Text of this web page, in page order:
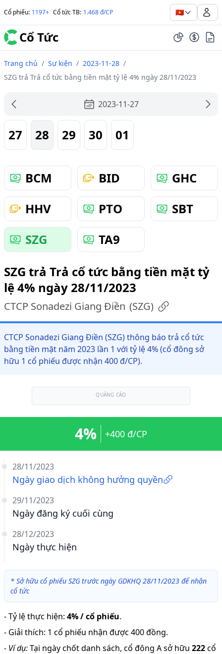
Cổ phiếu: 1197+ Cổ tức TB: 1.468 đ/CP 🇻🇳
Cổ Tức
Trang chủ / Sự kiện / 2023-11-28 /
SZG trả Trả cổ tức bằng tiền mặt tỷ lệ 4% ngày 28/11/2023
2023-11-27
27 28 29 30 01
BCM BID
GHC
HHV
PTO
SBT
SZG
TA9
SZG trả Trả cổ tức bằng tiền mặt tỷ
lệ 4% ngày 28/11/2023
CTCP Sonadezi Giang Điền (SZG)
CTCP Sonadezi Giang Điền (SZG) thông báo trả cổ tức
bằng tiền mặt năm 2023 lần 1 với tỷ lệ 4% (cổ đông sở
hữu 1 cổ phiếu được nhận 400 đ/CP).
QUẢNG CÁO
28/11/2023
Ngày giao dịch không hưởng quyền
29/11/2023
Ngày đăng ký cuối cùng
28/12/2023
Ngày thực hiện
4% +400 đ/CP
* Sở hữu cổ phiếu SZG trước ngày GDKHQ 28/11/2023 để nhận
cổ tức
-Tỷ lệ thực hiện: 4% / cổ phiếu.
- Giải thích: 1 cổ phiếu nhận được 400 đồng.
- Ví dụ:Tại ngày chốt danh sách, cổ đông A sở hữu 222cổ